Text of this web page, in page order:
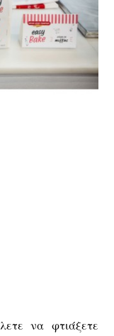
να φτιάξετε